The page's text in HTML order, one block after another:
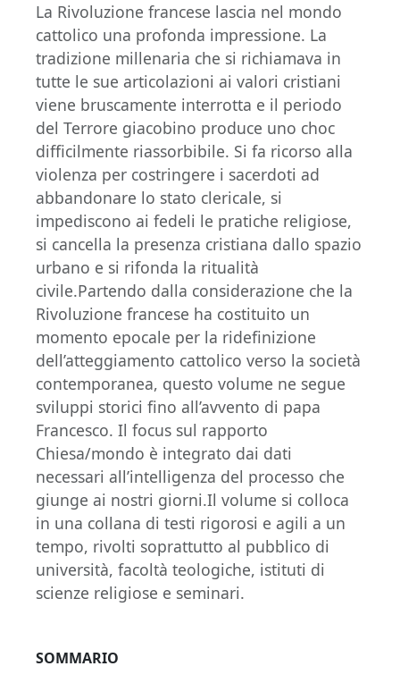
La Rivoluzione francese lascia nel mondo
cattolico una profonda impressione. La
tradizione millenaria che si richiamava in
tutte le sue articolazioni ai valori cristiani
viene bruscamente interrotta e il periodo
del Terrore giacobino produce uno choc
difficilmente riassorbibile. Si fa ricorso alla
violenza per costringere i sacerdoti ad
abbandonare lo stato clericale, si
impediscono ai fedeli le pratiche religiose,
si cancella la presenza cristiana dallo spazio
urbano e si rifonda la ritualità
civile.Partendo dalla considerazione che la
Rivoluzione francese ha costituito un
momento epocale per la ridefinizione
dell’atteggiamento cattolico verso la società
contemporanea, questo volume ne segue
sviluppi storici fino all’avvento di papa
Francesco. Il focus sul rapporto
Chiesa/mondo è integrato dai dati
necessari all’intelligenza del processo che
giunge ai nostri giorni.Il volume si colloca
in una collana di testi rigorosi e agili a un
tempo, rivolti soprattutto al pubblico di
università, facoltà teologiche, istituti di
scienze religiose e seminari.
SOMMARIO